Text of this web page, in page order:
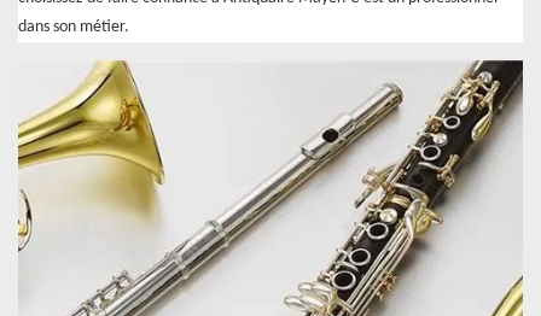
dans son métier.